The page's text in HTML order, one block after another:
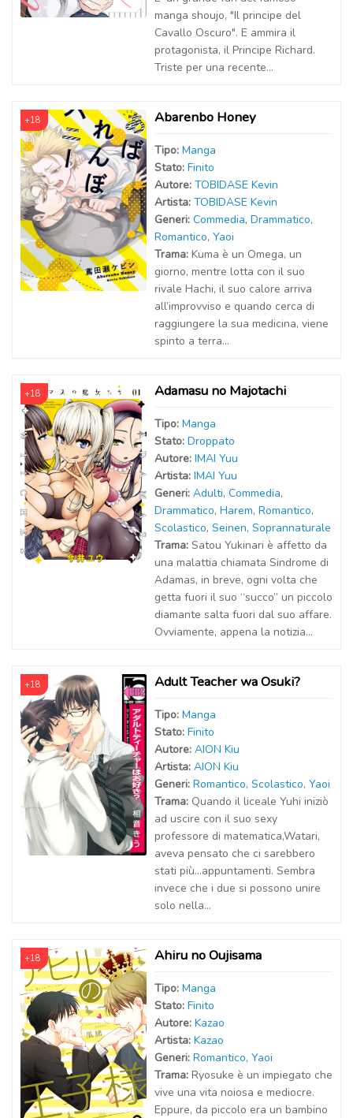
manga shoujo, "Il principe del
Cavallo Oscuro". E ammira il
protagonista, il Principe Richard.
Triste per una recente...
+18 Abarenbo Honey
Tipo: Manga
Stato: Finito
Autore: TOBIDASE Kevin
Artista: TOBIDASE Kevin
Generi: Commedia, Drammatico,
Romantico, Yaoi
Trama: Kuma è un Omega, un
giorno, mentre lotta con il suo
rivale Hachi, il suo calore arriva
all’improvviso e quando cerca di
raggiungere la sua medicina, viene
spinto a terra…
+18 Adamasu no Majotachi
Tipo: Manga
Stato: Droppato
Autore: IMAI Yuu
Artista: IMAI Yuu
Generi: Adulti, Commedia,
Drammatico, Harem, Romantico,
Scolastico, Seinen, Soprannaturale
Trama: Satou Yukinari è affetto da
una malattia chiamata Sindrome di
Adamas, in breve, ogni volta che
getta fuori il suo “succo” un piccolo
diamante salta fuori dal suo affare.
Ovviamente, appena la notizia...
+18 Adult Teacher wa Osuki?
Tipo: Manga
Stato: Finito
Autore: AION Kiu
Artista: AION Kiu
Generi: Romantico, Scolastico, Yaoi
Trama: Quando il liceale Yuhi iniziò
ad uscire con il suo sexy
professore di matematica,Watari,
aveva pensato che ci sarebbero
stati più...appuntamenti. Sembra
invece che i due si possono unire
solo nella...
+18 Ahiru no Oujisama
Tipo: Manga
Stato: Finito
Autore: Kazao
Artista: Kazao
Generi: Romantico, Yaoi
Trama: Ryosuke è un impiegato che
vive una vita noiosa e mediocre.
Eppure, da piccolo era un bambino